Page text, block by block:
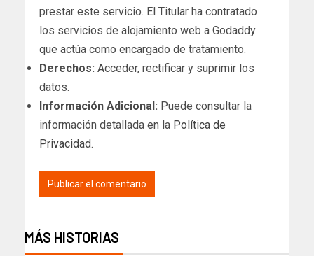
prestar este servicio. El Titular ha contratado
los servicios de alojamiento web a Godaddy
que actúa como encargado de tratamiento.
Derechos: Acceder, rectificar y suprimir los
datos.
Información Adicional: Puede consultar la
información detallada en la Política de
Privacidad.
MÁS HISTORIAS